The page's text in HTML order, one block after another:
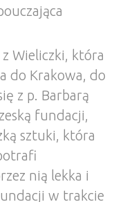
z Wieliczki, która
do Krakowa, do
z p. Barbarą
fundacji,
sztuki, która
nią lekka i
w trakcie